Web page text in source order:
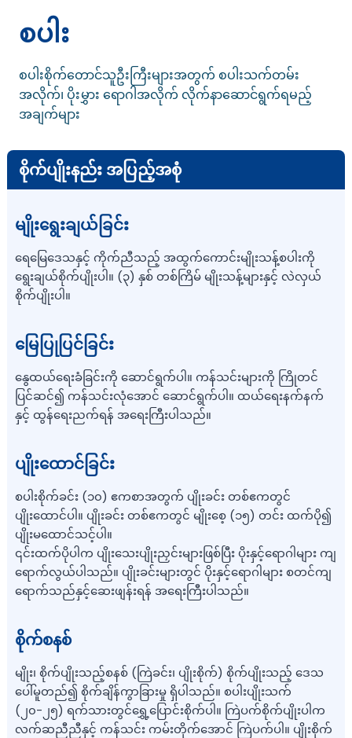
စပါး
စပါးစိုက်တောင်သူဦးကြီးများအတွက် စပါးသက်တမ်း
အလိုက်၊ ပိုးမွှား ရောဂါအလိုက် လိုက်နာဆောင်ရွက်ရမည့်
အချက်များ
စိုက်ပျိုးနည်း အပြည့်အစုံ
မျိုးရွေးချယ်ခြင်း
ရေမြေဒေသနှင့် ကိုက်ညီသည့် အထွက်ကောင်းမျိုးသန့်စပါးကို
ရွေးချယ်စိုက်ပျိုးပါ။ (၃) နှစ် တစ်ကြိမ် မျိုးသန့်များနှင့် လဲလှယ်
စိုက်ပျိုးပါ။
မြေပြုပြင်ခြင်း
နွေထယ်ရေးခံခြင်းကို ဆောင်ရွက်ပါ။ ကန်သင်းများကို ကြိုတင်
ပြင်ဆင်၍ ကန်သင်းလုံအောင် ဆောင်ရွက်ပါ။ ထယ်ရေးနက်နက်
နှင့် ထွန်ရေးညက်ရန် အရေးကြီးပါသည်။
ပျိုးထောင်ခြင်း
စပါးစိုက်ခင်း (၁၀) ဧကစာအတွက် ပျိုးခင်း တစ်ဧကတွင်
ပျိုးထောင်ပါ။ ပျိုးခင်း တစ်ဧကတွင် မျိုးစေ့ (၁၅) တင်း ထက်ပို၍
ပျိုးမထောင်သင့်ပါ။
၎င်းထက်ပိုပါက ပျိုးသေးပျိုးညှင်းများဖြစ်ပြီး ပိုးနှင့်ရောဂါများ ကျ
ရောက်လွယ်ပါသည်။ ပျိုးခင်းများတွင် ပိုးနှင့်ရောဂါများ စတင်ကျ
ရောက်သည်နှင့်ဆေးဖျန်းရန် အရေးကြီးပါသည်။
စိုက်စနစ်
မျိုး၊ စိုက်ပျိုးသည့်စနစ် (ကြဲခင်း၊ ပျိုးစိုက်) စိုက်ပျိုးသည့် ဒေသ
ပေါ်မူတည်၍ စိုက်ချိန်ကွာခြားမှု ရှိပါသည်။ စပါးပျိုးသက်
(၂၀-၂၅) ရက်သားတွင်ရွှေ့ပြောင်းစိုက်ပါ။ ကြဲပက်စိုက်ပျိုးပါက
လက်ဆညီညီနှင့် ကန်သင်း ကမ်းတိုက်အောင် ကြဲပက်ပါ။ ပျိုးစိုက်